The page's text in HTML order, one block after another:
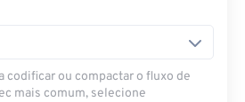
codificar ou compactar o fluxo de
mais comum, selecione